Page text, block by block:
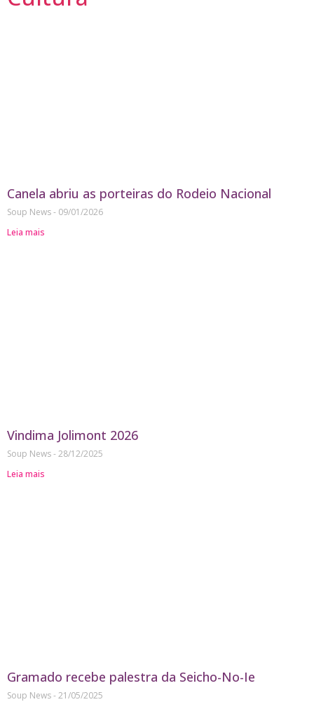
Canela abriu as porteiras do Rodeio Nacional
Soup News
09/01/2026
Leia mais
Vindima Jolimont 2026
Soup News 28/12/2025
Leia mais
Gramado recebe palestra da Seicho-No-Ie
Soup News 21/05/2025